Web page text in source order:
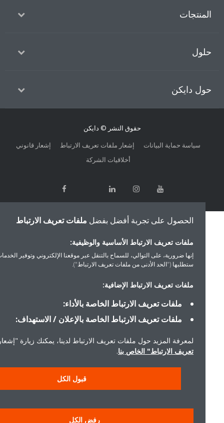
دايكن
حقوق النشر © دايكن
إشعار قانوني
إشعار ملفات تعريف الارتباط
سياسة حماية البيانات
أخلاقيات الشركة
الحصول على تجربة أفضل بفضلملفات تعريف الارتباط
ملفات تعريف الارتباط الأساسية والوظيفية:
إنها ضرورية، على التوالي، للسماح بالتنقل عبر موقعنا الإلكتروني وتوفير الخدمات التي
ستطلبها ("الحد الأدنى من ملفات تعريف الارتباط").
ملفات تعريف الارتباط الإضافية:
ملفات تعريف الارتباط الخاصة بالأداء:
ملفات تعريف الارتباط الخاصة بالإعلان / الاستهداف:
لمعرفة المزيد حول ملفات تعريف الارتباط لدينا، يمكنك زيارة "إشعار
تعريف الارتباط" الخاص بنا.
قبول الكل
رفض الكل